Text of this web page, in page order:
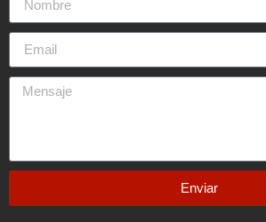
Enviar